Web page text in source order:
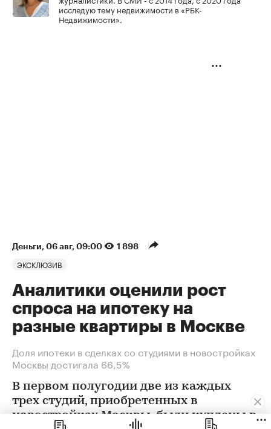
исследую тему недвижимости в «РБК-
Недвижимости».
Деньги⁠, 06 авг, 09:00 1 898
ЭКСКЛЮЗИВ
Аналитики оценили рост
спроса на ипотеку на
разные квартиры в Москве
Доля ипотеки в сделках со студиями в новостройках
Москвы достигала 66,5%
В первом полугодии две из каждых
трех студий, приобретенных в
новостройках Москвы, были куплены в